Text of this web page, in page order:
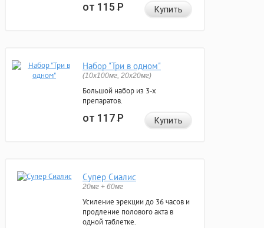
от 115Р Купить
Набор "Три в одном"
(10x100мг, 20x20мг)
Большой набор из 3-х
препаратов.
от 117Р Купить
Супер Сиалис
20мг + 60мг
Усиление эрекции до 36 часов и
продление полового акта в
одной таблетке.